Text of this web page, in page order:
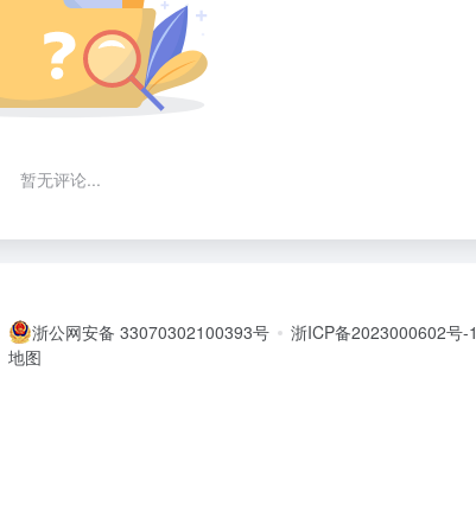
暂无评论...
浙公网安备 33070302100393号 浙ICP备2023000602号-1
地图